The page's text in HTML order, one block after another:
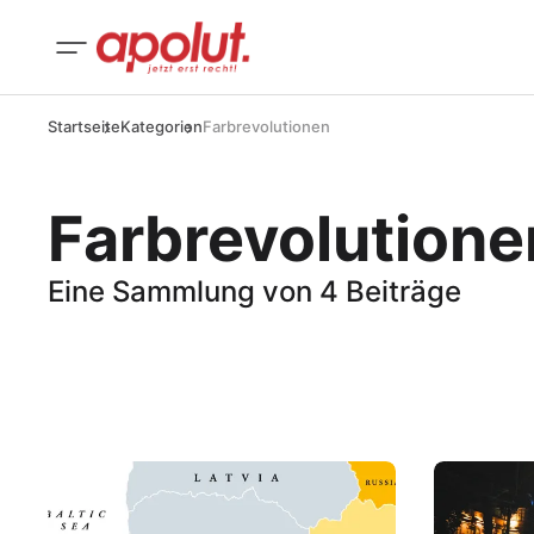
StartseiteKategorienFarbrevolutionen
Eine Sammlung von 4 Beiträge